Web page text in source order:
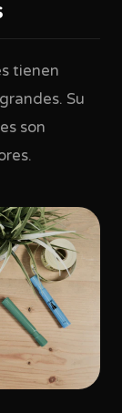
tienen
Su
son